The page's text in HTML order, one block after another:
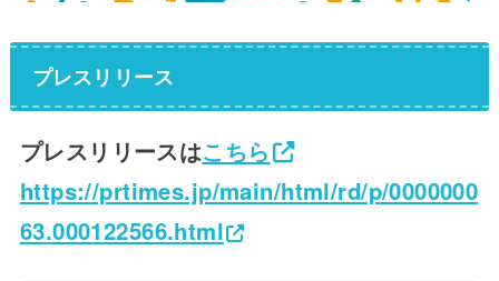
プレスリリース
プレスリリースはこちら
https://prtimes.jp/main/html/rd/p/0000000
63.000122566.html